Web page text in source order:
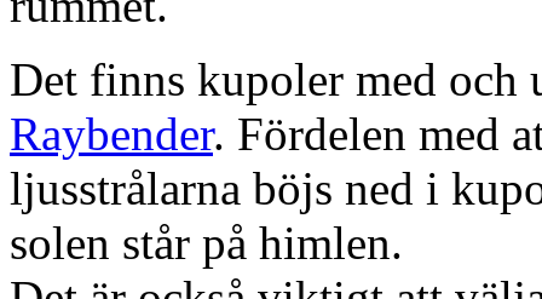
Det finns kupoler med och
Raybender. Fördelen med
ljusstrålarna böjs ned i
solen står på himlen.